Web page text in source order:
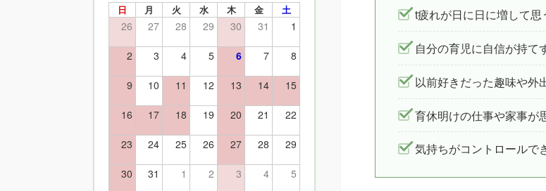
t疲れが日に日に増して
自分の育児に自信が持て
以前好きだった趣味や外
育休明けの仕事や家事が
気持ちがコントロールで
日 月 火 水 木 金 土
26 27 28 29 30 31 1
2 3 4 5 6 7 8
9 10 11 12 13 14 15
16 17 18 19 20 21 22
23 24 25 26 27 28 29
30 31 1 2 3 4 5